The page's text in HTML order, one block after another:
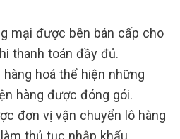
mại được bên bán cấp cho
thanh toán đầy đủ.
hoá thể hiện những
hàng được đóng gói.
đơn vị vận chuyển lô hàng
thủ tục nhập khẩu.